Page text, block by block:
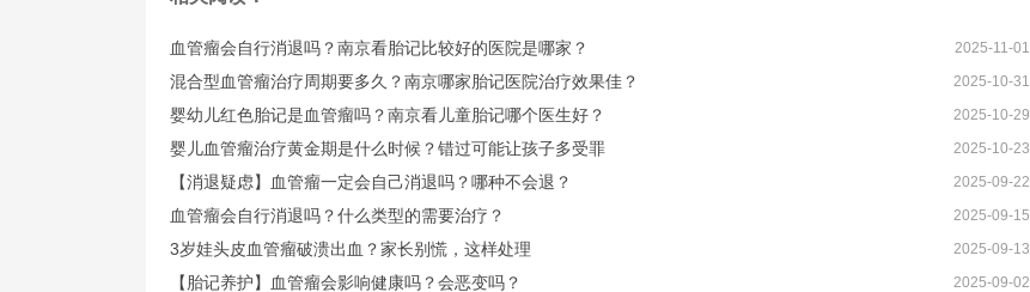
血管瘤会自行消退吗？南京看胎记比较好的医院是哪家？ 2025-11-01
混合型血管瘤治疗周期要多久？南京哪家胎记医院治疗效果佳？ 2025-10-31
婴幼儿红色胎记是血管瘤吗？南京看儿童胎记哪个医生好？ 2025-10-29
婴儿血管瘤治疗黄金期是什么时候？错过可能让孩子多受罪 2025-10-23
【消退疑虑】血管瘤一定会自己消退吗？哪种不会退？ 2025-09-22
血管瘤会自行消退吗？什么类型的需要治疗？ 2025-09-15
3岁娃头皮血管瘤破溃出血？家长别慌，这样处理 2025-09-13
【胎记养护】血管瘤会影响健康吗？会恶变吗？ 2025-09-02